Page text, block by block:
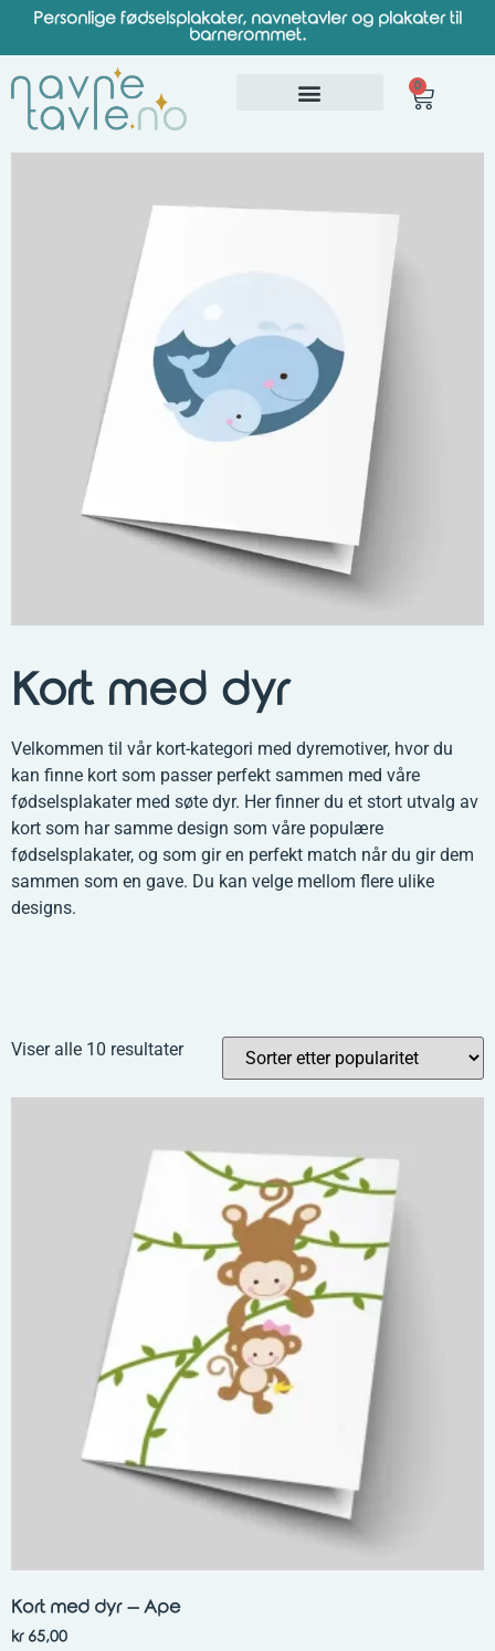
Personlige fødselsplakater, navnetavler og plakater til
barnerommet.
0
Kort med dyr
Velkommen til vår kort-kategori med dyremotiver, hvor du
kan finne kort som passer perfekt sammen med våre
fødselsplakater med søte dyr. Her finner du et stort utvalg av
kort som har samme design som våre populære
fødselsplakater, og som gir en perfekt match når du gir dem
sammen som en gave. Du kan velge mellom flere ulike
designs.
Viser alle 10 resultater
Kort med dyr – Ape
kr65,00